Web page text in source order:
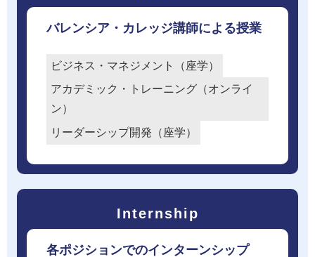
バレンシア・カレッジ講師による授業
ビジネス・マネジメント（座学）
アカデミック・トレーニング（オンライ
ン）
リーダーシップ開発（座学）
Internship
各ポジションでのインターンシップ